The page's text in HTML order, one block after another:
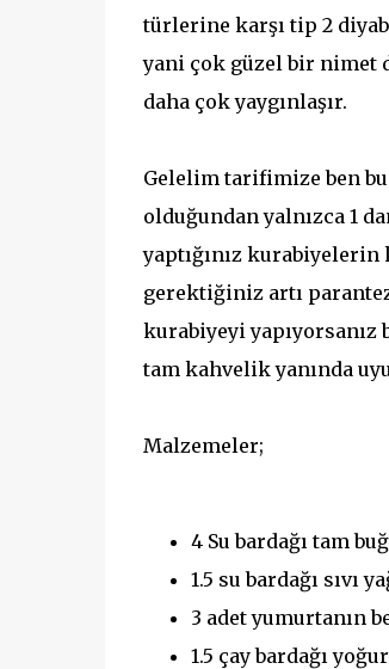
türlerine karşı tip 2
yani çok güzel bir nimet
daha çok yaygınlaşır.
Gelelim tarifimize ben
olduğundan yalnızca 1
yaptığınız
gerektiğiniz artı
kurabiyeyi yapıyorsanız
tam kahvelik yanında
Malzemeler;
4 Su bardağı tam
1.5 su bardağı sıvı
3 adet yumurtanın
1.5 çay bardağı